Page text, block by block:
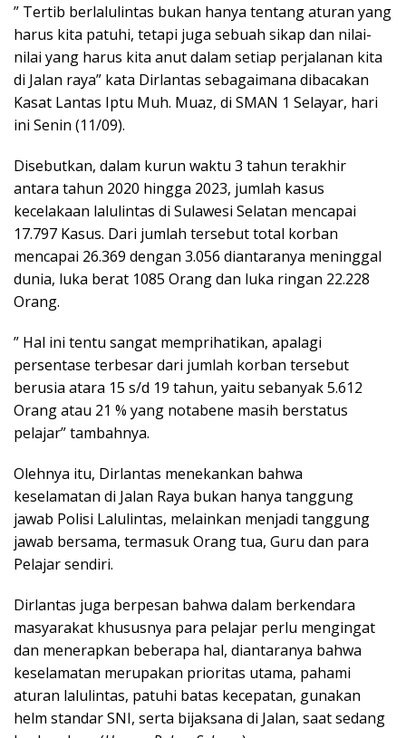
” Tertib berlalulintas bukan hanya tentang aturan yang
harus kita patuhi, tetapi juga sebuah sikap dan nilai-
nilai yang harus kita anut dalam setiap perjalanan kita
di Jalan raya” kata Dirlantas sebagaimana dibacakan
Kasat Lantas Iptu Muh. Muaz, di SMAN 1 Selayar, hari
ini Senin (11/09).
Disebutkan, dalam kurun waktu 3 tahun terakhir
antara tahun 2020 hingga 2023, jumlah kasus
kecelakaan lalulintas di Sulawesi Selatan mencapai
17.797 Kasus. Dari jumlah tersebut total korban
mencapai 26.369 dengan 3.056 diantaranya meninggal
dunia, luka berat 1085 Orang dan luka ringan 22.228
Orang.
” Hal ini tentu sangat memprihatikan, apalagi
persentase terbesar dari jumlah korban tersebut
berusia atara 15 s/d 19 tahun, yaitu sebanyak 5.612
Orang atau 21 % yang notabene masih berstatus
pelajar” tambahnya.
Olehnya itu, Dirlantas menekankan bahwa
keselamatan di Jalan Raya bukan hanya tanggung
jawab Polisi Lalulintas, melainkan menjadi tanggung
jawab bersama, termasuk Orang tua, Guru dan para
Pelajar sendiri.
Dirlantas juga berpesan bahwa dalam berkendara
masyarakat khususnya para pelajar perlu mengingat
dan menerapkan beberapa hal, diantaranya bahwa
keselamatan merupakan prioritas utama, pahami
aturan lalulintas, patuhi batas kecepatan, gunakan
helm standar SNI, serta bijaksana di Jalan, saat sedang